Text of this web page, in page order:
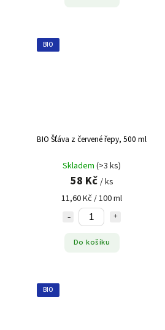
BIO
BIO Šťáva z červené řepy, 500 ml
Skladem (>3 ks)
58 Kč / ks
11,60 Kč / 100 ml
Do košíku
BIO